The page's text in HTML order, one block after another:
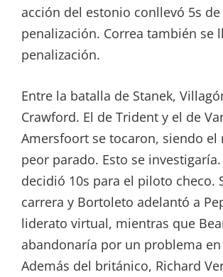
acción del estonio conllevó 5s de
penalización. Correa también se
penalización.
Entre la batalla de Stanek,
Crawford. El de Trident y el de
Amersfoort se tocaron, siendo el
peor parado. Esto se investigaría.
decidió 10s para el piloto checo.
carrera y Bortoleto adelantó a
liderato virtual, mientras que
abandonaría por un problema en
Además del británico, Richard